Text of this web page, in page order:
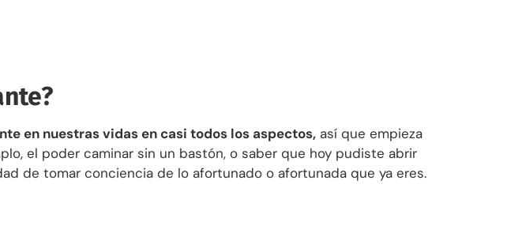
en nuestras vidas en casi todos los aspectos, así que empieza
el poder caminar sin un bastón, o saber que hoy pudiste abrir
de tomar conciencia de lo afortunado o afortunada que ya eres.